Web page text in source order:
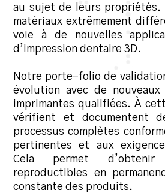
au sujet de leurs propriétés.
matériaux extrêmement
voie à de nouvelles
d’impression dentaire 3D.
Notre porte-folio de
évolution avec de
imprimantes qualifiées. À
vérifient et documentent
processus complètes
pertinentes et aux
Cela permet
reproductibles en
constante des produits.